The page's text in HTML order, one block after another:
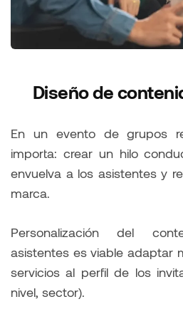
Diseño de
En un evento de grupos
importa: crear un hilo
envuelva a los asistentes y
marca.
Personalización del
asistentes es viable adaptar
servicios al perfil de los
nivel, sector).